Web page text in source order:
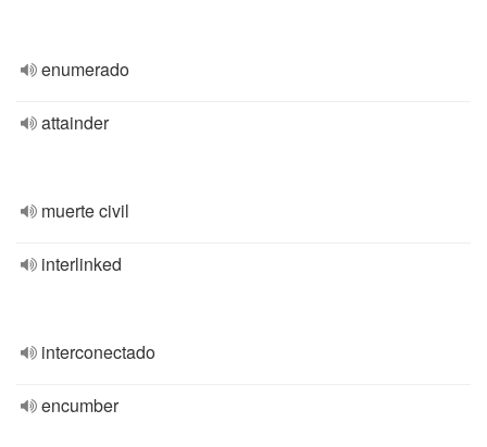
enumerado
attainder
muerte civil
interlinked
interconectado
encumber